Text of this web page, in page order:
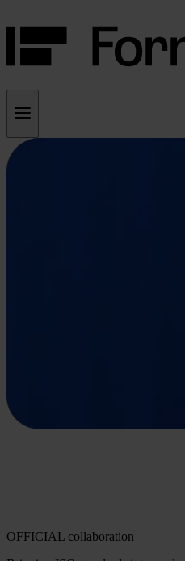
OFFICIAL collaboration